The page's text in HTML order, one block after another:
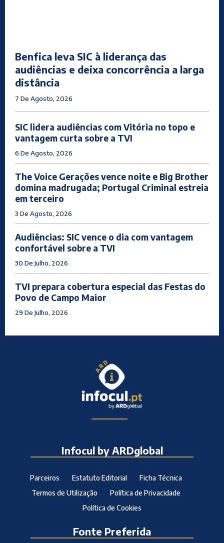
Benfica leva SIC à liderança das
audiências e deixa concorrência a larga
distância
7 De Agosto, 2026
SIC lidera audiências com Vitória no topo e
vantagem curta sobre a TVI
6 De Agosto, 2026
The Voice Gerações vence noite e Big Brother
domina madrugada; Portugal Criminal estreia
em terceiro
3 De Agosto, 2026
Audiências: SIC vence o dia com vantagem
confortável sobre a TVI
30 De Julho, 2026
TVI prepara cobertura especial das Festas do
Povo de Campo Maior
29 De Julho, 2026
Infocul by ARDglobal
Parceiros Estatuto Editorial
Ficha Técnica
Termos de Utilização
Política de Privacidade
Política de Cookies
Fonte Preferida